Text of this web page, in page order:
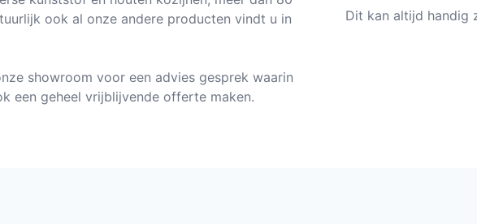
ook al onze andere producten vindt u in
showroom voor een advies gesprek waarin
een geheel vrijblijvende offerte maken.
Dit kan altijd handig